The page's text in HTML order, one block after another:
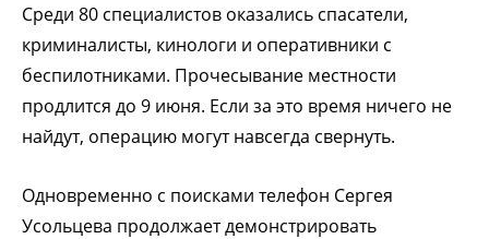
Среди 80 специалистов оказались спасатели,
криминалисты, кинологи и оперативники с
беспилотниками. Прочесывание местности
продлится до 9 июня. Если за это время ничего не
найдут, операцию могут навсегда свернуть.
Одновременно с поисками телефон Сергея
Усольцева продолжает демонстрировать